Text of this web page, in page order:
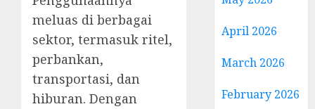
meluas di berbagai
sektor, termasuk ritel,
perbankan,
transportasi, dan
hiburan. Dengan
April 2026
March 2026
February 2026